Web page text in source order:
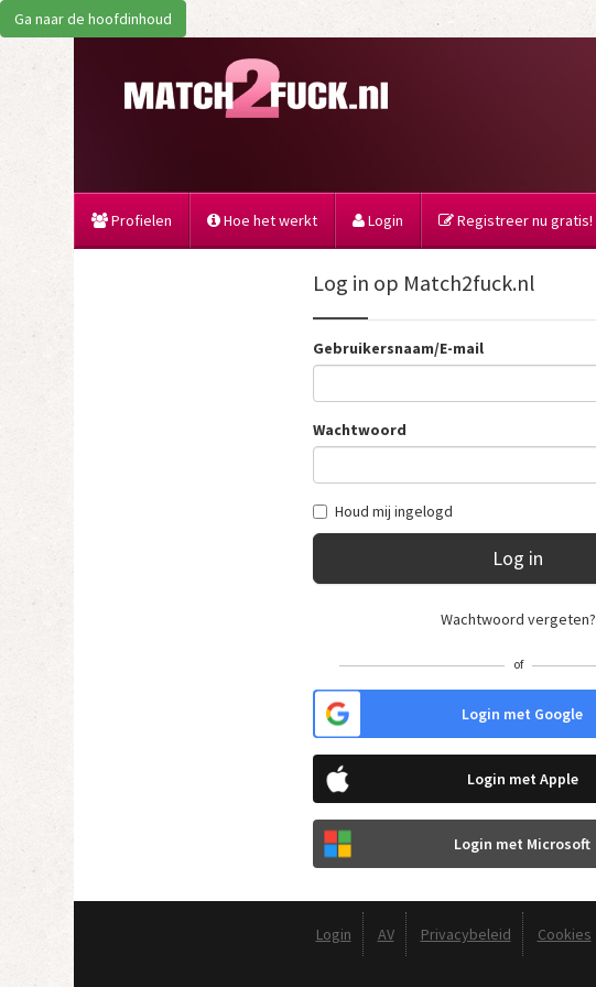
Ga naar de hoofdinhoud
Profielen Hoe het werkt Login Registreer nu gratis!
Log in op Match2fuck.nl
Gebruikersnaam/E-mail
Wachtwoord
Houd mij ingelogd
Log in
Wachtwoord vergeten?
of
Login met Google
Login met Apple
Login met Microsoft
Login AV Privacybeleid Cookies